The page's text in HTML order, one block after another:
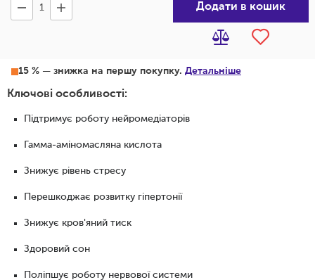
Додати в кошик
15 % — знижка на першу покупку. Детальніше
Ключові особливості:
Підтримує роботу нейромедіаторів
Гамма-аміномасляна кислота
Знижує рівень стресу
Перешкоджає розвитку гіпертонії
Знижує кров'яний тиск
Здоровий сон
Поліпшує роботу нервової системи